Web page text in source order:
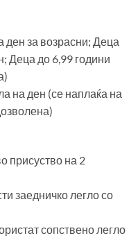
ден за возрасни; Деца
Деца до 6,99 години
на ден (се наплаќа на
присуство на 2
заедничко легло со
сопствено легло